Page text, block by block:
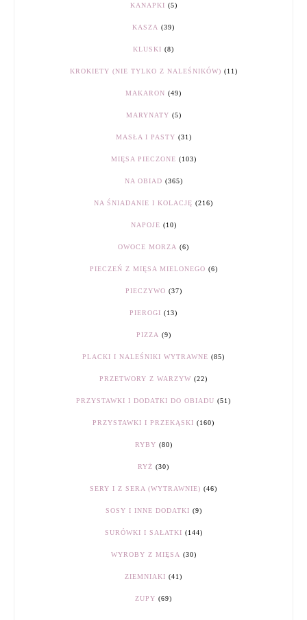
KANAPKI (5)
KASZA (39)
KLUSKI (8)
KROKIETY (NIE TYLKO Z NALEŚNIKÓW) (11)
MAKARON (49)
MARYNATY (5)
MASŁA I PASTY (31)
MIĘSA PIECZONE (103)
NA OBIAD (365)
NA ŚNIADANIE I KOLACJĘ (216)
NAPOJE (10)
OWOCE MORZA (6)
PIECZEŃ Z MIĘSA MIELONEGO (6)
PIECZYWO (37)
PIEROGI (13)
PIZZA (9)
PLACKI I NALEŚNIKI WYTRAWNE (85)
PRZETWORY Z WARZYW (22)
PRZYSTAWKI I DODATKI DO OBIADU (51)
PRZYSTAWKI I PRZEKĄSKI (160)
RYBY (80)
RYŻ (30)
SERY I Z SERA (WYTRAWNIE) (46)
SOSY I INNE DODATKI (9)
SURÓWKI I SAŁATKI (144)
WYROBY Z MIĘSA (30)
ZIEMNIAKI (41)
ZUPY (69)